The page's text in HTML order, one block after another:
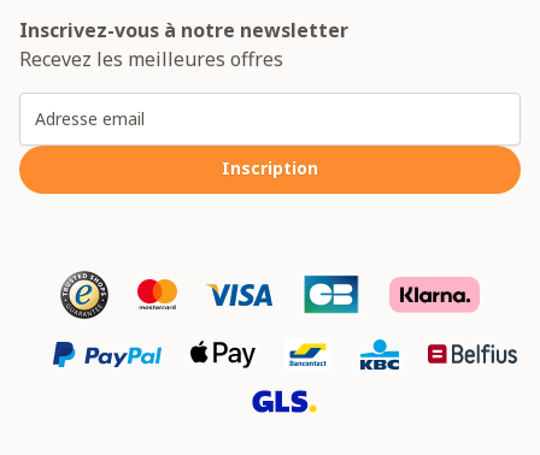
Inscrivez-vous à notre newsletter
Recevez les meilleures offres
Inscription